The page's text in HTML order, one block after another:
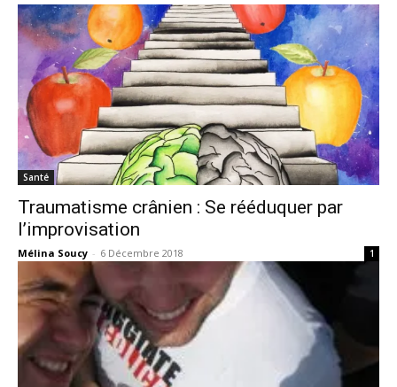
Santé
Traumatisme crânien : Se rééduquer par
l’improvisation
Mélina Soucy - 6 Décembre 2018 1